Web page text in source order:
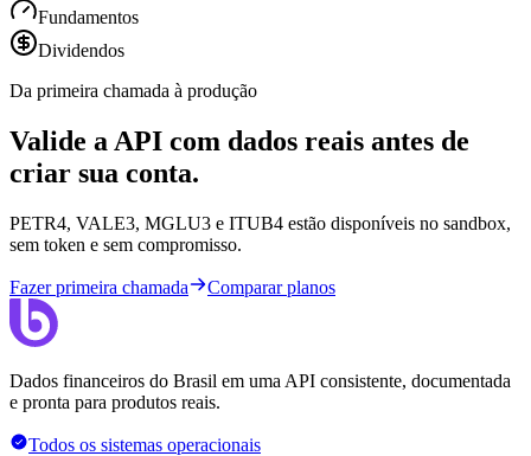
Fundamentos
Dividendos
Da primeira chamada à produção
Valide a API com dados reais antes de
criar sua conta.
PETR4, VALE3, MGLU3 e ITUB4 estão disponíveis no sandbox,
sem token e sem compromisso.
Fazer primeira chamada Comparar planos
Dados financeiros do Brasil em uma API consistente, documentada
e pronta para produtos reais.
Todos os sistemas operacionais